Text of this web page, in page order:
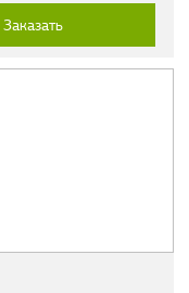
Заказать